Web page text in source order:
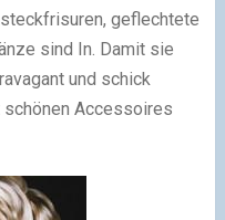
geflechtete
sind In. Damit sie
und schick
Accessoires